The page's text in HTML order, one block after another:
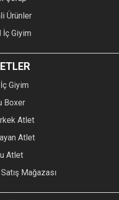
Ürünler
İç Giyim
Giyim
Boxer
Atlet
Atlet
Atlet
Mağazası